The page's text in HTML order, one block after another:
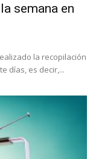
semana en
la recopilación
días, es decir,...